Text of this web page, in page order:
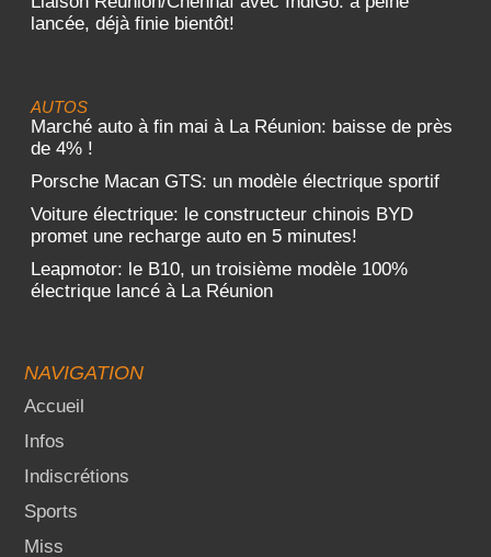
lancée, déjà finie bientôt!
AUTOS
Marché auto à fin mai à La Réunion: baisse de près
de 4% !
Porsche Macan GTS: un modèle électrique sportif
Voiture électrique: le constructeur chinois BYD
promet une recharge auto en 5 minutes!
Leapmotor: le B10, un troisième modèle 100%
électrique lancé à La Réunion
NAVIGATION
Accueil
Infos
Indiscrétions
Sports
Miss